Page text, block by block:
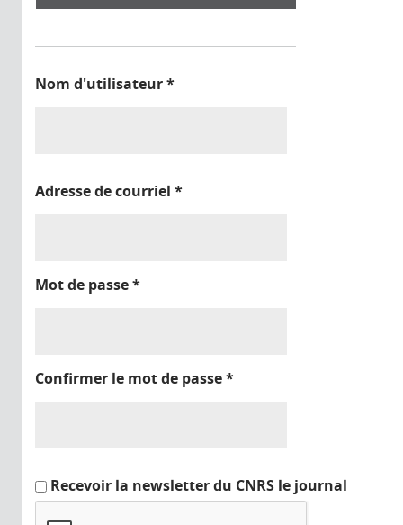
Nom d'utilisateur*
Adresse de courriel *
Mot de passe*
Confirmer le mot de passe*
Recevoir la newsletter du CNRS le journal